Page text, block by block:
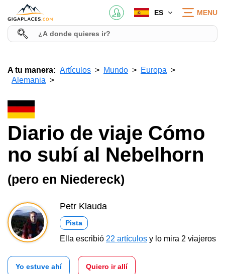
ES MENU
A tu manera: Artículos Mundo
Europa
Alemania
Diario de viaje Cómo
no subí al Nebelhorn
(pero en Niedereck)
Petr Klauda
Pista
Ella escribió 22 artículos y lo mira 2 viajeros
Yo estuve ahí Quiero ir allí